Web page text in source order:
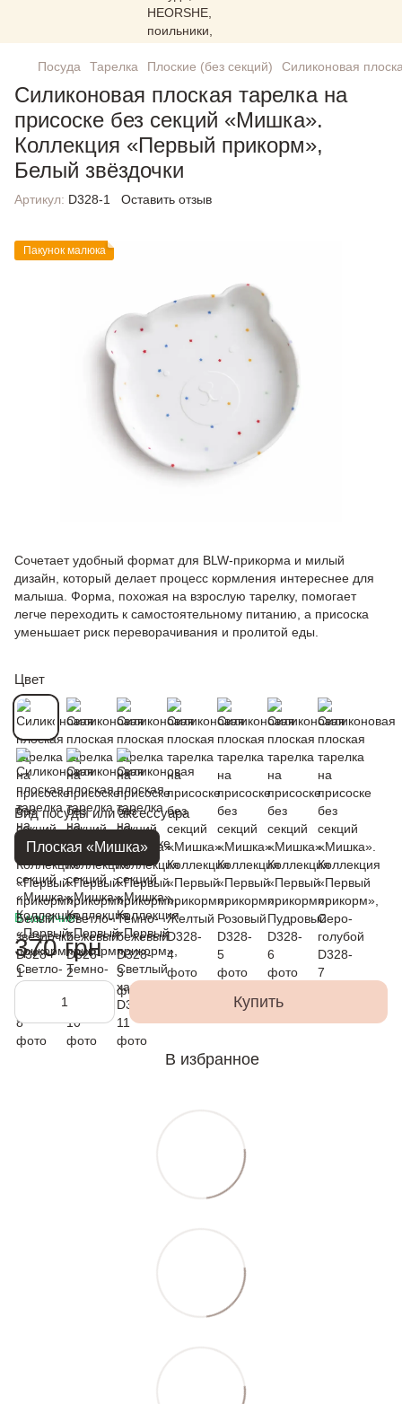
Посуда Тарелка Плоские (без секций) Силиконовая
Силиконовая плоская тарелка на
присоске без секций «Мишка».
Коллекция «Первый прикорм»,
Белый звёздочки
Артикул: D328-1 Оставить отзыв
Пакунок малюка
Сочетает удобный формат для BLW-прикорма и милый
дизайн, который делает процесс кормления интереснее для
малыша. Форма, похожая на взрослую тарелку, помогает
легче переходить к самостоятельному питанию, а присоска
уменьшает риск переворачивания и пролитой еды.
Цвет
Вид посуды или аксессуара
Плоская «Мишка»
В наличии
370 грн
Купить
В избранное